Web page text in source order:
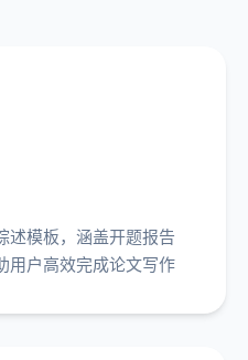
述模板，涵盖开题报告
用户高效完成论文写作